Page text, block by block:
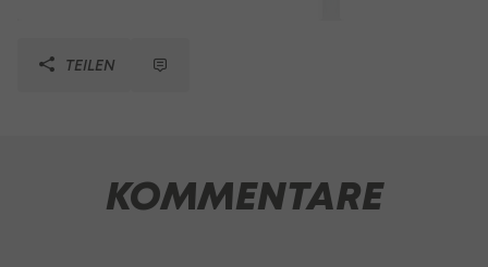
TEILEN
KOMMENTARE